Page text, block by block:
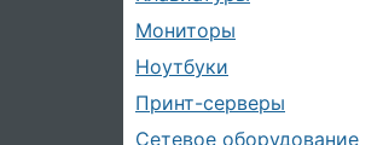
Мониторы
Ноутбуки
Принт-серверы
Сетевое оборудование